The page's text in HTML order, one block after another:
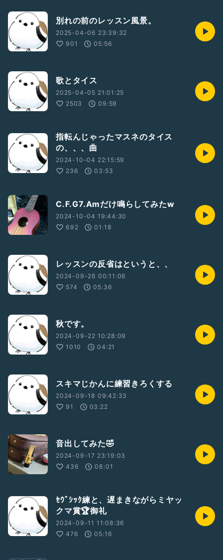
別れの前のレッスン風景。
2025-04-06 23:39:32
901
05:56
歌とタイス
2025-04-05 21:01:25
2503
09:59
指転んじゃったマスネのタイス
の、、、曲
2024-10-04 22:15:59
236
03:53
C.F.G7.Amだけ鳴らしてみたw
2024-10-04 19:44:30
692
01:18
レッスンの反省はというと、、
2024-09-26 00:11:06
574
05:36
秋です。
2024-09-22 10:28:09
1010
04:21
スキマじかんに練習きろくする
2024-09-18 09:42:33
91
03:22
音出してみた🤣
2024-09-17 23:19:03
436
08:01
ｾｳﾞｼｯｸ練と、遅まきながらミヤッ
クマ賞🏆御礼
2024-09-11 11:08:36
476
05:16